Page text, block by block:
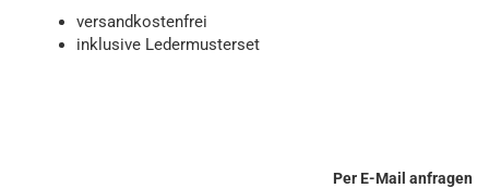
versandkostenfrei
inklusive Ledermusterset
Per E-Mail anfragen